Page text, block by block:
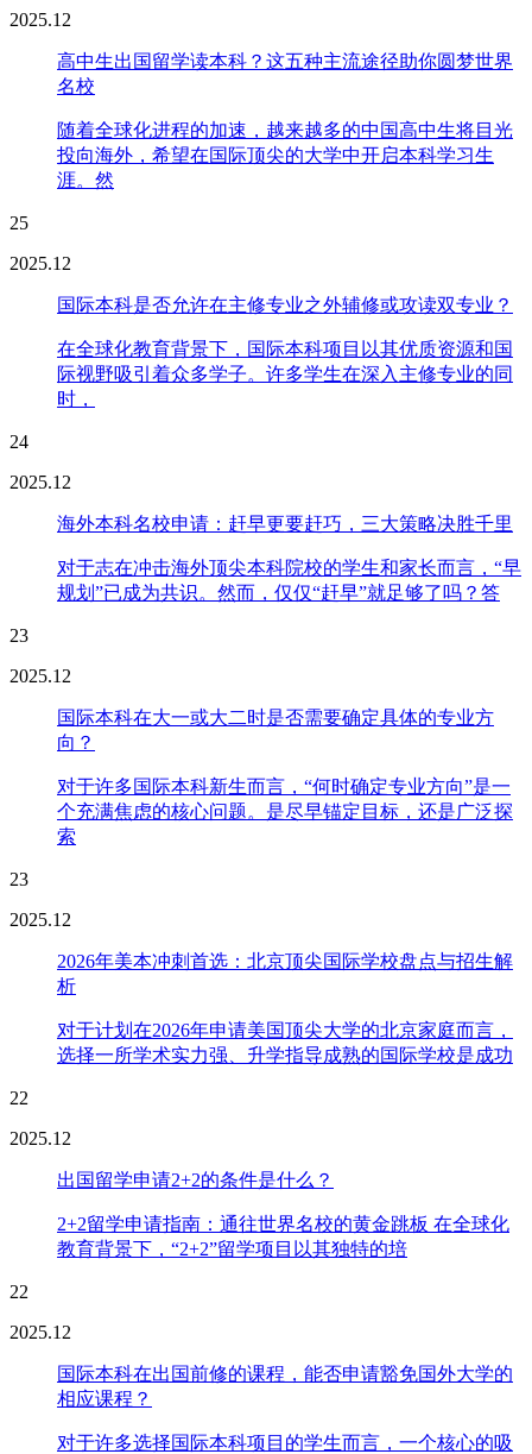
2025.12
高中生出国留学读本科？这五种主流途径助你圆梦世界
名校
随着全球化进程的加速，越来越多的中国高中生将目光
投向海外，希望在国际顶尖的大学中开启本科学习生
涯。然
25
2025.12
国际本科是否允许在主修专业之外辅修或攻读双专业？
在全球化教育背景下，国际本科项目以其优质资源和国
际视野吸引着众多学子。许多学生在深入主修专业的同
时，
24
2025.12
海外本科名校申请：赶早更要赶巧，三大策略决胜千里
对于志在冲击海外顶尖本科院校的学生和家长而言，“早
规划”已成为共识。然而，仅仅“赶早”就足够了吗？答
23
2025.12
国际本科在大一或大二时是否需要确定具体的专业方
向？
对于许多国际本科新生而言，“何时确定专业方向”是一
个充满焦虑的核心问题。是尽早锚定目标，还是广泛探
索
23
2025.12
2026年美本冲刺首选：北京顶尖国际学校盘点与招生解
析
对于计划在2026年申请美国顶尖大学的北京家庭而言，
选择一所学术实力强、升学指导成熟的国际学校是成功
22
2025.12
出国留学申请2+2的条件是什么？
2+2留学申请指南：通往世界名校的黄金跳板 在全球化
教育背景下，“2+2”留学项目以其独特的培
22
2025.12
国际本科在出国前修的课程，能否申请豁免国外大学的
相应课程？
对于许多选择国际本科项目的学生而言，一个核心的吸